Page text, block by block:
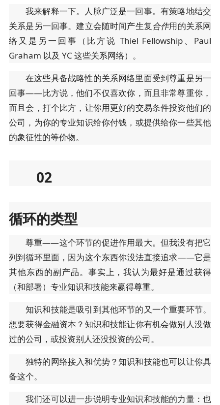
我来解释一下。人脉广泛是一回事。有策略地结交
关系是另一回事。建立会随时间产生复合作用的关系网
络又是另一回事（比方说 Thiel Fellowship、Paul
Graham 以及 YC 这些关系网络）。
在这些具备战略性的关系网络里面受到尊重是另一
回事——比方说，他们不仅喜欢你，而且非常尊重你，
而且会，打个比方，让你用更好的交易条件投资他们的
公司，为你的专业知识给你付钱，或提供给你一些其他
的象征性的等价物。
02
循环的类型
尊重——这个环节的促进作用最大。但我没有把它
列到循环里面，因为这个东西你没法直接追求——它是
其他东西的副产品。事实上，我认为最好是通过获得
（和部署）专业知识和技能来赢得尊重。
知识和技能是吸引到其他环节的又一个重要环节。
想要获得金融资本？知识和技能让你有机会做别人没做
过的公司，或投资别人还没投资的公司。
独特的网络接入和优势？知识和技能也可以让你具
备这个。
我们还可以进一步说明专业知识和技能的力量：也